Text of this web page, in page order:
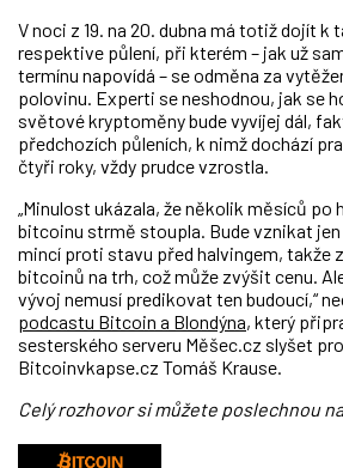
V noci z 19. na 20. dubna má totiž dojít k
respektive půlení, při kterém – jak už
termínu napovídá – se odměna za
polovinu. Experti se neshodnou, jak se
světové kryptoměny bude vyvíjej dál,
předchozích půleních, k nimž dochází
čtyři roky, vždy prudce vzrostla.
„Minulost ukázala, že několik měsíců po
bitcoinu strmě stoupla. Bude vznikat
mincí proti stavu před halvingem, takže
bitcoinů na trh, což může zvýšit cenu.
vývoj nemusí predikovat ten budoucí,“
podcastu Bitcoin a Blondýna, který
sesterského serveru Měšec.cz slyšet
Bitcoinvkapse.cz Tomáš Krause.
Celý rozhovor si můžete poslechnou